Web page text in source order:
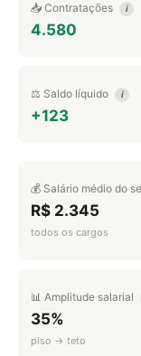
📥 Contratações i
4.580
⚖️ Saldo líquido i
+123
💰 Salário médio do
R$ 2.345
todos os cargos
📊 Amplitude salarial
35%
piso → teto